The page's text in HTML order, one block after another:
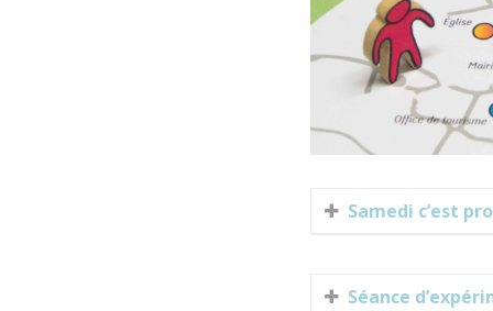
Samedi c’est
Séance